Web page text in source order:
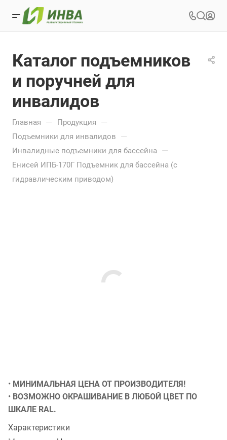
Каталог подъемников
и поручней для
инвалидов
Главная — Продукция —
Подъемники для инвалидов —
Инвалидные подъемники для бассейна —
Енисей ИПБ-170Г Подъемник для бассейна (с
гидравлическим приводом)
• МИНИМАЛЬНАЯ ЦЕНА ОТ ПРОИЗВОДИТЕЛЯ!
• ВОЗМОЖНО ОКРАШИВАНИЕ В ЛЮБОЙ ЦВЕТ ПО
ШКАЛЕ RAL.
Характеристики